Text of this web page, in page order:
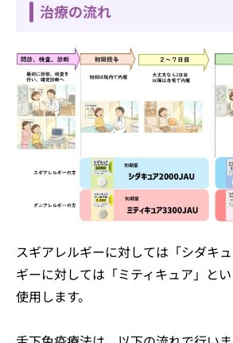
治療の流れ
スギアレルギーに対しては「シダキ
ギーに対しては「ミティキュア」と
使用します。